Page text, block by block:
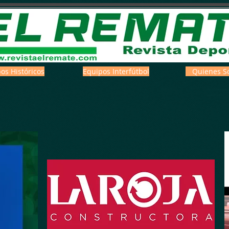
Históricos Equipos Interfútbol Quienes